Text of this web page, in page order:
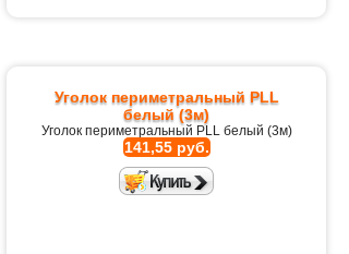
Уголок периметральный PLL
белый (3м)
Уголок периметральный PLL белый (3м)
141,55 руб.